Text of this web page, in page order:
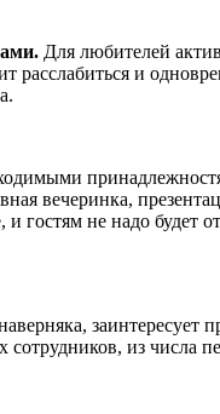
Для любителей
расслабиться и
вечеринка,
не надо будет
заинтересует
из числа